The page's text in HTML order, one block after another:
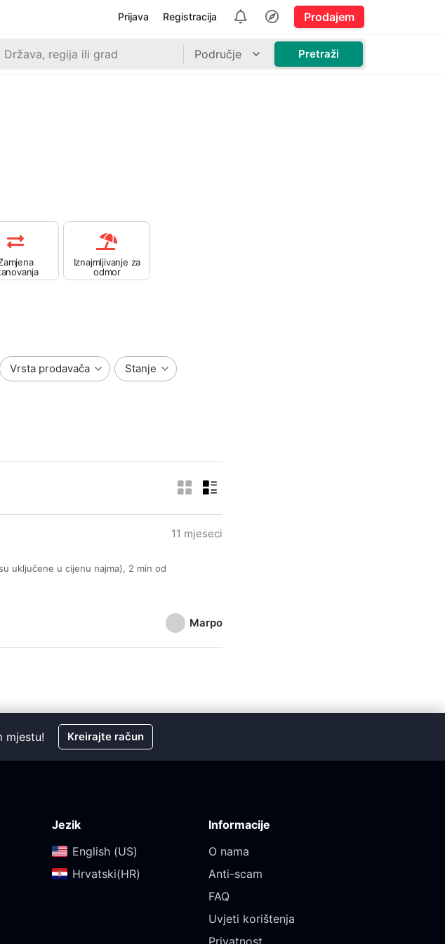
Prodajem
Registracija
Prijava
Područje Pretraži
Iznajmljivanje za
odmor
Vrsta prodavača Stanje
Marpo
11 mjeseci
uključene u cijenu najma), 2 min od
mjestu! Kreirajte račun
Jezik
English (US)‎
Hrvatski(HR)‎
Informacije
O nama
Anti-scam
FAQ
Uvjeti korištenja
Privatnost